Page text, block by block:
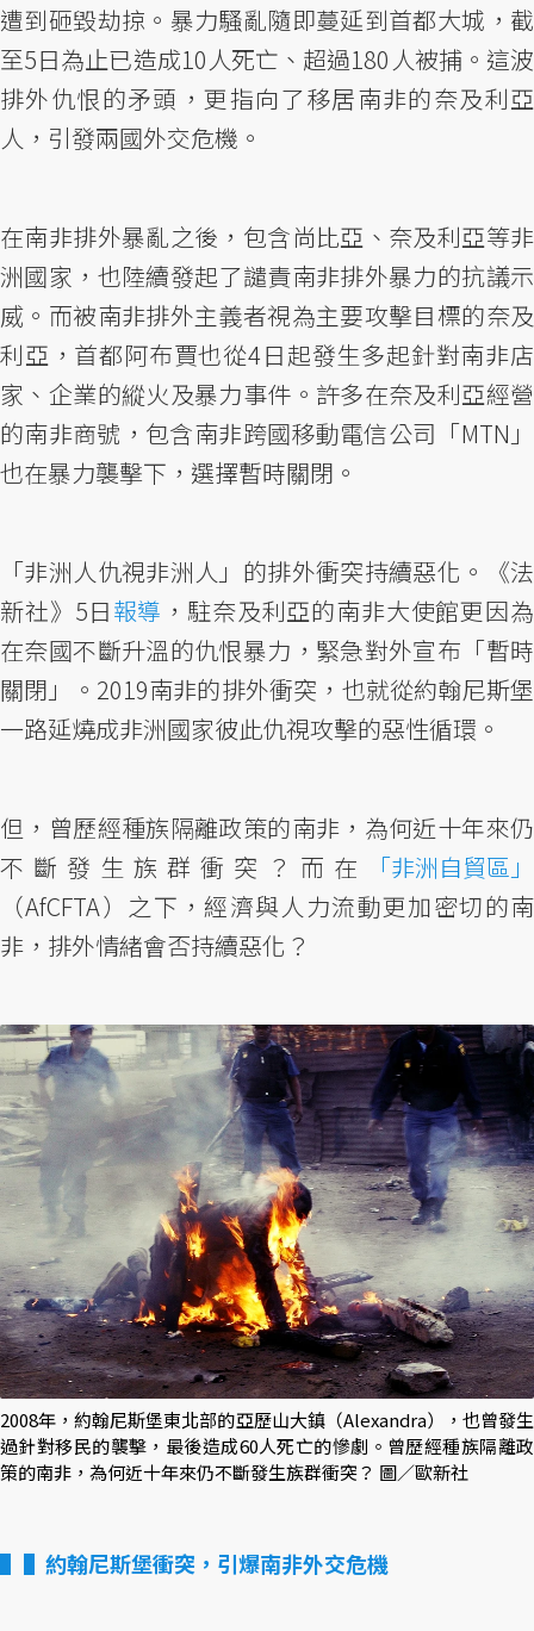
遭到砸毀劫掠。暴力騷亂隨即蔓延到首都大城，截
至5日為止已造成10人死亡、超過180人被捕。這波
排外仇恨的矛頭，更指向了移居南非的奈及利亞
人，引發兩國外交危機。
在南非排外暴亂之後，包含尚比亞、奈及利亞等非
洲國家，也陸續發起了譴責南非排外暴力的抗議示
威。而被南非排外主義者視為主要攻擊目標的奈及
利亞，首都阿布賈也從4日起發生多起針對南非店
家、企業的縱火及暴力事件。許多在奈及利亞經營
的南非商號，包含南非跨國移動電信公司「MTN」
也在暴力襲擊下，選擇暫時關閉。
「非洲人仇視非洲人」的排外衝突持續惡化。《法
新社》5日報導 ，駐奈及利亞的南非大使館更因為
在奈國不斷升溫的仇恨暴力，緊急對外宣布「暫時
關閉」。2019南非的排外衝突，也就從約翰尼斯堡
一路延燒成非洲國家彼此仇視攻擊的惡性循環。
但，曾歷經種族隔離政策的南非，為何近十年來仍
不斷發生族群衝突？而在
「非洲自貿區」
（AfCFTA）之下，經濟與人力流動更加密切的南
非，排外情緒會否持續惡化？
2008年，約翰尼斯堡東北部的亞歷山大鎮（Alexandra），也曾發生
過針對移民的襲擊，最後造成60人死亡的慘劇。曾歷經種族隔離政
策的南非，為何近十年來仍不斷發生族群衝突？ 圖／歐新社
▌約翰尼斯堡衝突，引爆南非外交危機